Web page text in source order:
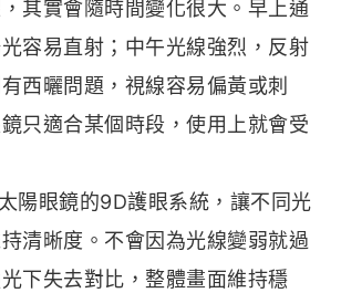
其實會隨時間變化很大。早上通
容易直射；中午光線強烈，反射
西曬問題，視線容易偏黃或刺
只適合某個時段，使用上就會受
陽眼鏡的9D護眼系統，讓不同光
清晰度。不會因為光線變弱就過
下失去對比，整體畫面維持穩